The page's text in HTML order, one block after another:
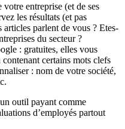
entreprise (et de ses
les résultats (et pas
parlent de vous ? Etes-
du secteur ?
: gratuites, elles vous
certains mots clefs
: nom de votre société,
outil payant comme
d’employés partout